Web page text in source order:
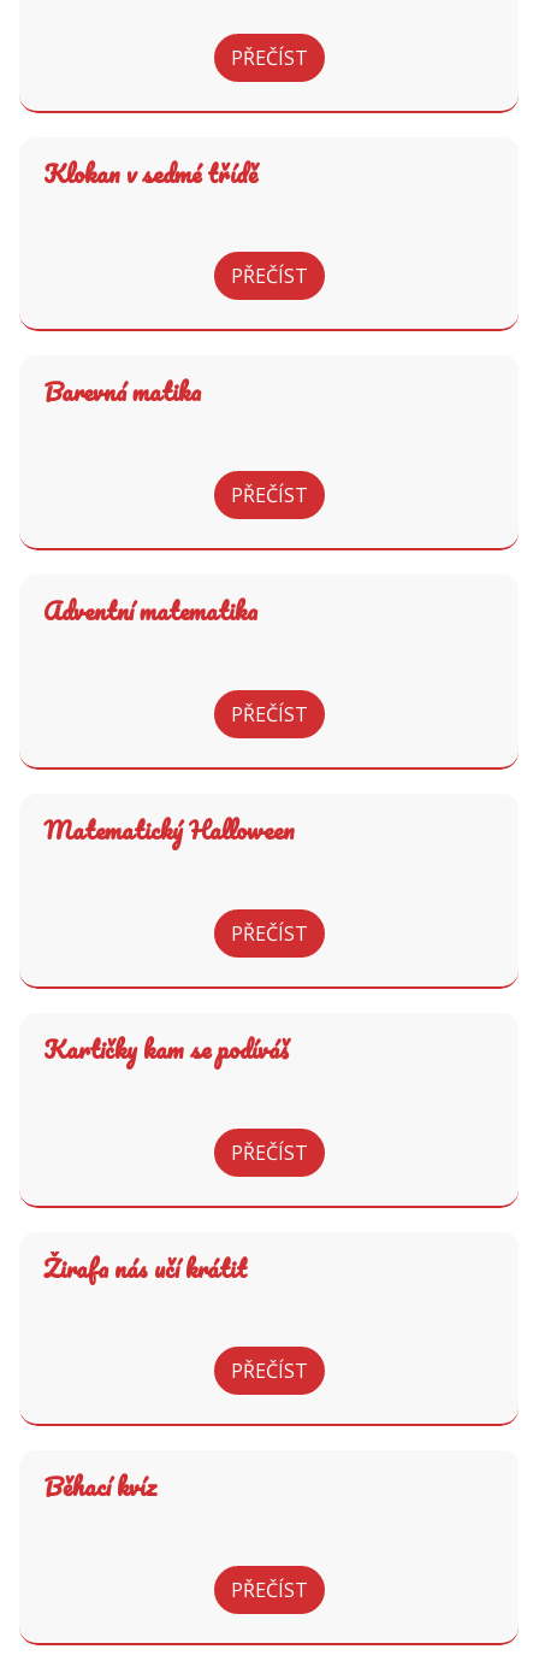
PŘEČÍST
Klokan v sedmé třídě
PŘEČÍST
Barevná matika
PŘEČÍST
Adventní matematika
PŘEČÍST
Matematický Halloween
PŘEČÍST
Kartičky kam se podíváš
PŘEČÍST
Žirafa nás učí krátit
PŘEČÍST
Běhací kvíz
PŘEČÍST